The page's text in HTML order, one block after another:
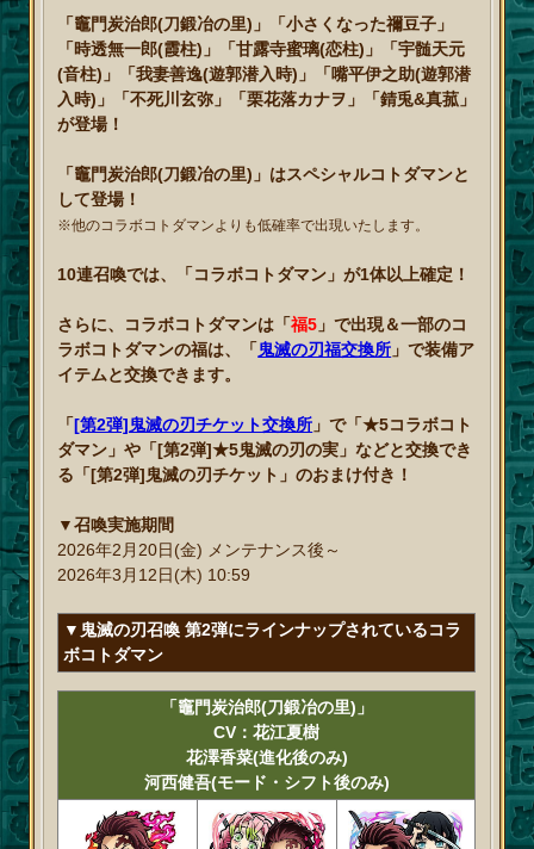
「竈門炭治郎(刀鍛冶の里)」「小さくなった禰豆子」
「時透無一郎(霞柱)」「甘露寺蜜璃(恋柱)」「宇髄天元
(音柱)」「我妻善逸(遊郭潜入時)」「嘴平伊之助(遊郭潜
入時)」「不死川玄弥」「栗花落カナヲ」「錆兎&真菰」
が登場！
「竈門炭治郎(刀鍛冶の里)」はスペシャルコトダマンと
して登場！
※他のコラボコトダマンよりも低確率で出現いたします。
10連召喚では、「コラボコトダマン」が1体以上確定！
さらに、コラボコトダマンは「福5 」で出現＆一部のコ
ラボコトダマンの福は、「鬼滅の刃福交換所 」で装備ア
イテムと交換できます。
「[第2弾]鬼滅の刃チケット交換所 」で「★5コラボコト
ダマン」や「[第2弾]★5鬼滅の刃の実」などと交換でき
る「[第2弾]鬼滅の刃チケット」のおまけ付き！
▼召喚実施期間
2026年2月20日(金) メンテナンス後～
2026年3月12日(木) 10:59
▼鬼滅の刃召喚 第2弾にラインナップされているコラ
ボコトダマン
「竈門炭治郎(刀鍛冶の里)」
CV：花江夏樹
花澤香菜(進化後のみ)
河西健吾(モード・シフト後のみ)